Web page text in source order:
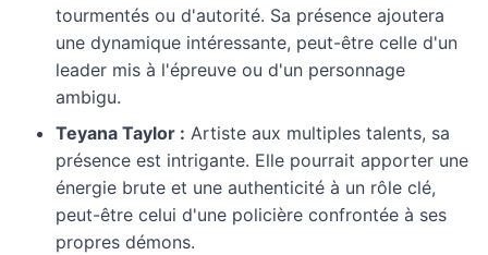
tourmentés ou d'autorité. Sa présence ajoutera
une dynamique intéressante, peut-être celle d'un
leader mis à l'épreuve ou d'un personnage
ambigu.
Teyana Taylor : Artiste aux multiples talents, sa
présence est intrigante. Elle pourrait apporter une
énergie brute et une authenticité à un rôle clé,
peut-être celui d'une policière confrontée à ses
propres démons.